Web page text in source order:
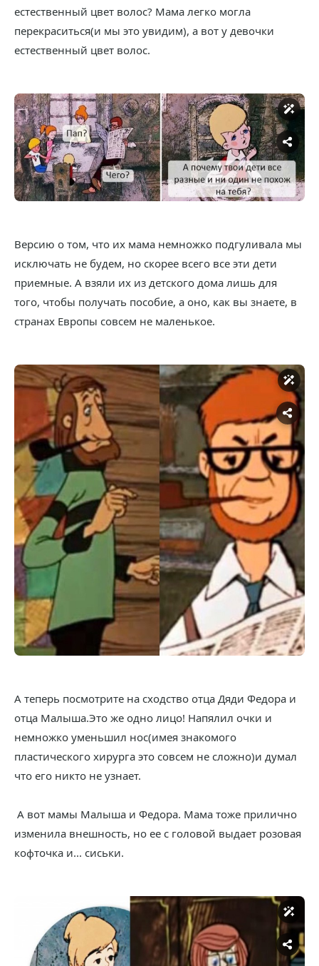
естественный цвет волос? Мама легко могла
перекраситься(и мы это увидим), а вот у девочки
естественный цвет волос.
Версию о том, что их мама немножко подгуливала мы
исключать не будем, но скорее всего все эти дети
приемные. А взяли их из детского дома лишь для
того, чтобы получать пособие, а оно, как вы знаете, в
странах Европы совсем не маленькое.
А теперь посмотрите на сходство отца Дяди Федора и
отца Малыша.Это же одно лицо! Напялил очки и
немножко уменьшил нос(имея знакомого
пластического хирурга это совсем не сложно)и думал
что его никто не узнает.
А вот мамы Малыша и Федора. Мама тоже прилично
изменила внешность, но ее с головой выдает розовая
кофточка и... сиськи.